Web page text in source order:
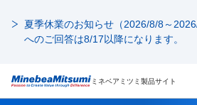
夏季休業のお知らせ（2026/8/8～
へのご回答は8/17以降になります。
ミネベアミツミ製品サイト